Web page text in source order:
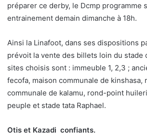
préparer ce derby, le Dcmp programme
entrainement demain dimanche à 18h.
Ainsi la Linafoot, dans ses dispositions
prévoit la vente des billets loin du stade
sites choisis sont : immeuble 1, 2,3 ;
fecofa, maison communale de kinshasa,
communale de kalamu, rond-point
peuple et stade tata Raphael.
Otis et Kazadi confiants.